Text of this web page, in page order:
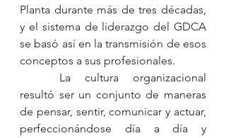
Planta durante más de tres décadas,
y el sistema de liderazgo del GDCA
se basó así en la transmisión de esos
conceptos a sus profesionales.
resultó ser un conjunto de maneras
de pensar, sentir, comunicar y actuar,
perfeccionándose día a día y